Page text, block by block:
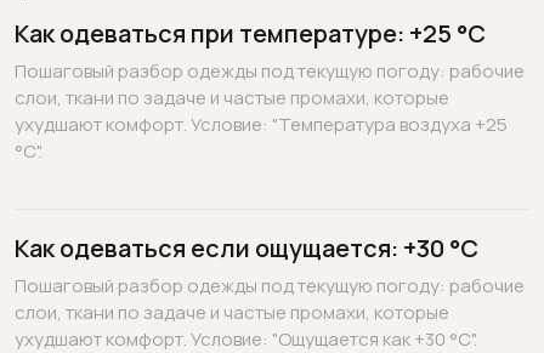
Как одеваться при температуре: +25 °C
Пошаговый разбор одежды под текущую погоду: рабочие
слои, ткани по задаче и частые промахи, которые
ухудшают комфорт. Условие: "Температура воздуха +25
°C".
Как одеваться если ощущается: +30 °C
Пошаговый разбор одежды под текущую погоду: рабочие
слои, ткани по задаче и частые промахи, которые
ухудшают комфорт. Условие: "Ощущается как +30 °C".